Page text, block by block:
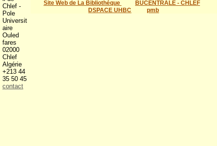
Site Web de La Bibliothéque
BUCENTRALE - CHLEF
DSPACE UHBC
pmb
Chlef -
Pole
Universit
aire
Ouled
fares
02000
Chlef
Algérie
+213 44
35 50 45
contact